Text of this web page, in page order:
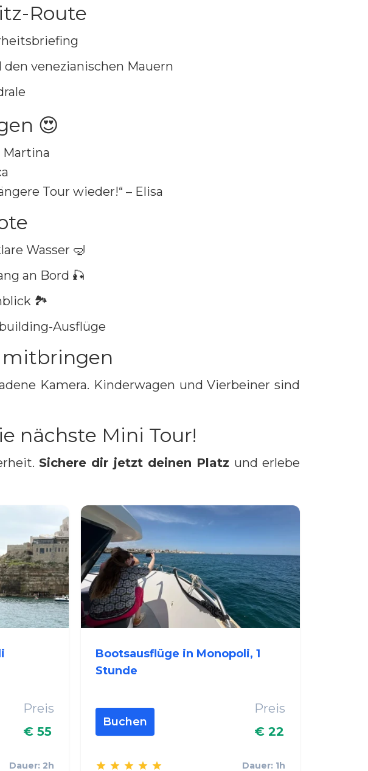
Route
den venezianischen Mauern
😍
Martina
Tour wieder!“ – Elisa
Wasser 🤿
an Bord 🎣
🏞️
Ausflüge
mitbringen
Kamera. Kinderwagen und Vierbeiner sind
nächste Mini Tour!
Sichere dir jetzt deinen Platz und erlebe
Preis
€ 55
Dauer: 2h
Bootsausflüge in Monopoli, 1
Stunde
Buchen
Preis
€ 22
Dauer: 1h